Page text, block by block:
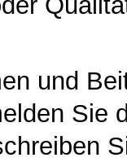
und
Sie